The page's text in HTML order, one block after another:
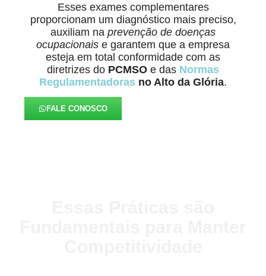
Esses exames complementares
proporcionam um diagnóstico mais preciso,
auxiliam na prevenção de doenças
ocupacionais e garantem que a empresa
esteja em total conformidade com as
diretrizes do PCMSO e das Normas
Regulamentadoras no Alto da Glória.
FALE CONOSCO